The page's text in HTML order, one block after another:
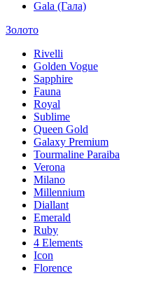
Gala (Гала)
Золото
Rivelli
Golden Vogue
Sapphire
Fauna
Royal
Sublime
Queen Gold
Galaxy Premium
Tourmaline Paraiba
Verona
Milano
Millennium
Diallant
Emerald
Ruby
4 Elements
Icon
Florence